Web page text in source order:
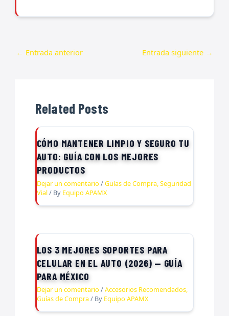
← Entrada anterior Entrada siguiente →
Related Posts
CÓMO MANTENER LIMPIO Y SEGURO TU
AUTO: GUÍA CON LOS MEJORES
PRODUCTOS
Dejar un comentario /Guías de Compra,Seguridad
Vial/ By Equipo APAMX
LOS 3 MEJORES SOPORTES PARA
CELULAR EN EL AUTO (2026) — GUÍA
PARA MÉXICO
Dejar un comentario /Accesorios Recomendados,
Guías de Compra/ By Equipo APAMX